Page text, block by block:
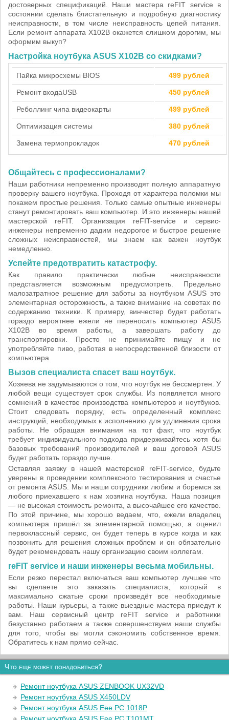
достоверных спецификаций. Наши мастера reFIT service в
состоянии сделать блистательную и подробную диагностику
неисправности, в том числе неисправность цепей питания.
Если ремонт аппарата X102B окажется слишком дорогим, мы
оформим выкуп?
Настройка ноутбука ASUS X102B со скидками?
Пайка микросхемы BIOS 499 рублей
Ремонт входаUSB 450 рублей
Реболлинг чипа видеокарты 499 рублей
Оптимизация системы 380 рублей
Замена термопрокладок 470 рублей
Общайтесь с профессионалами?
Наши работники непременно производят полную аппаратную
проверку вашего ноутбука. Проходя от характера поломки мы
покажем простые решения. Только самые опытные инженеры
станут ремонтировать ваш компьютер. И это инженеры нашей
мастерской reFIT. Организация reFIT-service и сервис-
инженеры непременно дадим недорогое и быстрое решение
сложных неисправностей, мы знаем как важен ноутбук
немедленно.
Успейте предотвратить катастрофу.
Как правило практически любые неисправности
представляется возможным предусмотреть. Предельно
малозатратное решение для заботы за ноутбуком ASUS это
элементарная осторожность, а также внимание на советах по
содержанию техники. К примеру, винчестер будет работать
гораздо вероятнее ежели не переносить компьютер ASUS
X102B во время работы, а завершать работу до
транспортировки. Просто не принимайте пищу и не
употребляйте пиво, работая в непосредственной близости от
компьютера.
Вызов специалиста спасет ваш ноутбук.
Хозяева не задумываются о том, что ноутбук не бессмертен. У
любой вещи существует срок службы. Из появляется много
сомнений в качестве производства компьютеров и ноутбуков.
Стоит следовать порядку, есть определенный комплекс
инструкций, необходимых к исполнению для удлинения срока
работы. Не обращая внимания на тот факт, что ноутбук
требует индивидуального подхода придерживайтесь хотя бы
базовых требований производителей и ваш договой ASUS
будет работать гораздо лучше.
Оставляя заявку в нашей мастерской reFIT-service, будьте
уверены в проведении комплексного тестирования и счастье
от ремонта ASUS. Мы и наши сотрудники любим и боремся за
любого приехавшего к нам хозяина ноутбука. Наша позиция
— не высокая стоимость ремонта, а высочайшее его качество.
По этой причине, мы хорошо ведаем, что, ежели владелец
компьютера пришёл за элементарной помощью, а оценил
первоклассный сервис, он будет теперь в курсе когда и как
позвонить для решения сложных проблем и он обязательно
будет рекомендовать нашу организацию своим коллегам.
reFIT service и наши инженеры весьма мобильны.
Если резко перестал включаться ваш компьютер лучшее что
вы сделаете это заказать специалиста, который в
максимально сжатые сроки произведёт все необходимые
работы. Наши курьеры, а также выездные мастера приедут к
вам. Наш сервисный центр reFIT service и работники
безустанно работаем а также совершенствуем наши службы
для того, чтобы вы могли сэкономить собственное время.
Обратитесь к нам прямо сейчас.
Что еще может понадобиться?
Ремонт ноутбука ASUS ZENBOOK UX32VD
Ремонт ноутбука ASUS X450LDV
Ремонт ноутбука ASUS Eee PC 1018P